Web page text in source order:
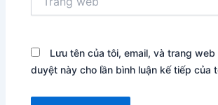
web
Lưu tên của tôi, email, và trang
duyệt này cho lần bình luận kế tiếp của